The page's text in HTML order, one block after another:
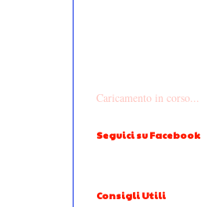
Caricamento in corso...
Seguici su Facebook
Consigli Utili